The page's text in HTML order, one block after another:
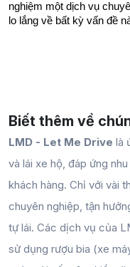
nghiệm một dịch vụ
lo lắng về bất kỳ vấn đề
Biết thêm về
LMD - Let Me Drive là
và lái xe hộ, đáp ứng
khách hàng. Chỉ với vài
chuyên nghiệp, tận
tự lái. Các dịch vụ của
sử dụng rượu bia (xe